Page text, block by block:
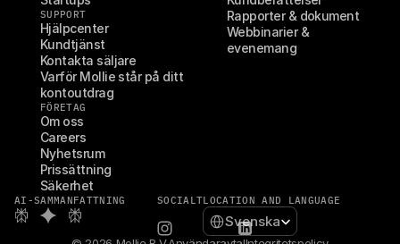
SUPPORT
Hjälpcenter
Kundtjänst
Kontakta säljare
Varför Mollie står på ditt
kontoutdrag
FÖRETAG
Om oss
Careers
Nyhetsrum
Prissättning
Säkerhet
Rapporter & dokument
Webbinarier &
evenemang
AI-SAMMANFATTNING SOCIALTLOCATION AND LANGUAGE
Select Language
Svenska